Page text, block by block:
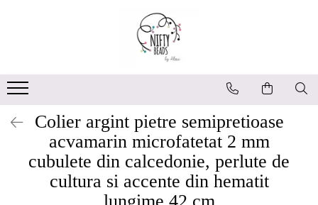
Colier argint pietre semipretioase
acvamarin microfatetat 2 mm
cubulete din calcedonie, perlute de
cultura si accente din hematit